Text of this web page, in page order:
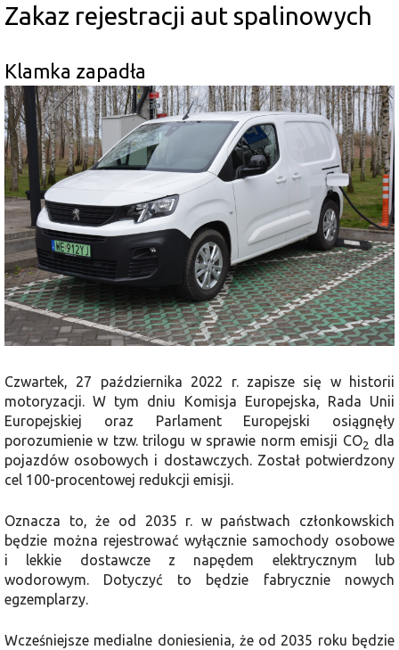
Zakaz rejestracji aut spalinowych
Klamka zapadła
Czwartek, 27 października 2022 r. zapisze się w historii
motoryzacji. W tym dniu Komisja Europejska, Rada Unii
Europejskiej oraz Parlament Europejski osiągnęły
porozumienie w tzw. trilogu w sprawie norm emisji CO2 dla
pojazdów osobowych i dostawczych. Został potwierdzony
cel 100-procentowej redukcji emisji.
Oznacza to, że od 2035 r. w państwach członkowskich
będzie można rejestrować wyłącznie samochody osobowe
i lekkie dostawcze z napędem elektrycznym lub
wodorowym. Dotyczyć to będzie fabrycznie nowych
egzemplarzy.
Wcześniejsze medialne doniesienia, że od 2035 roku będzie